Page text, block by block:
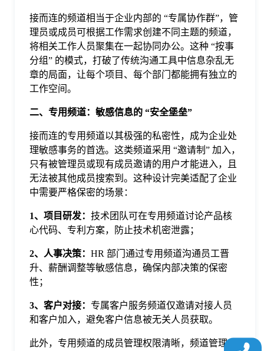
接而连的频道相当于企业内部的 “专属协作群”，管
理员或成员可根据工作需求创建不同主题的频道，
将相关工作人员聚集在一起协同办公。这种 “按事
分组” 的模式，打破了传统沟通工具中信息杂乱无
章的局面，让每个项目、每个部门都能拥有独立的
工作空间。
二、专用频道：敏感信息的 “安全堡垒”
接而连的专用频道以其极强的私密性，成为企业处
理敏感事务的首选。这类频道采用 “邀请制” 加入，
只有被管理员或现有成员邀请的用户才能进入，且
无法被其他成员搜索到。这种设计完美适配了企业
中需要严格保密的场景：
1、项目研发： 技术团队可在专用频道讨论产品核
心代码、专利方案，防止技术机密泄露；
2、人事决策： HR 部门通过专用频道沟通员工晋
升、薪酬调整等敏感信息，确保内部决策的保密
性；
3、客户对接： 专属客户服务频道仅邀请对接人员
和客户加入，避免客户信息被无关人员获取。
此外，专用频道的成员管理权限清晰，频道管理员